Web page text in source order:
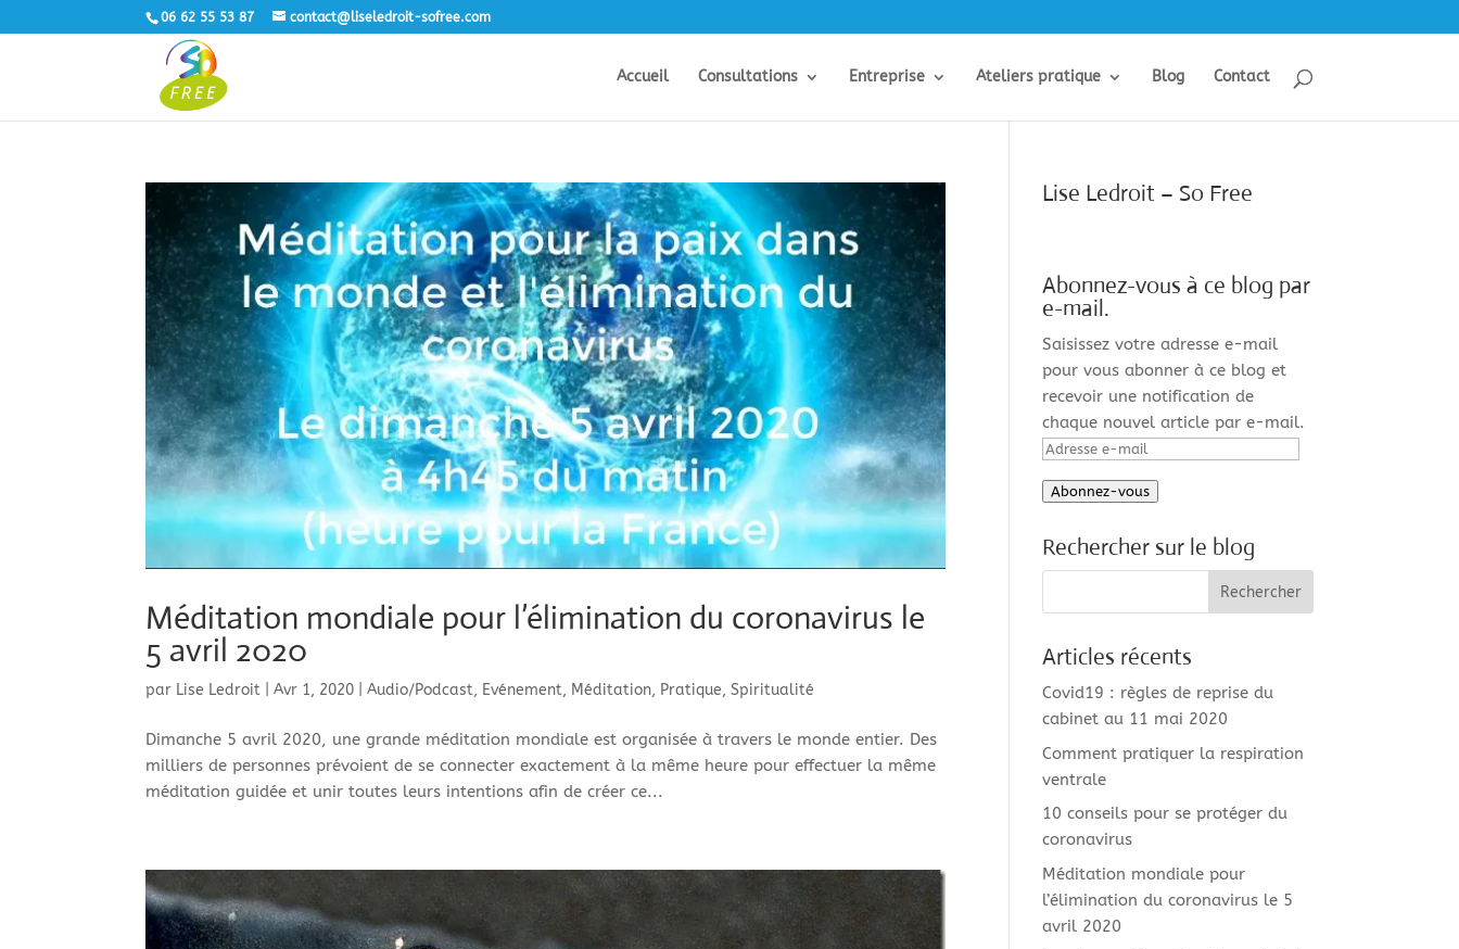
06 62 55 53 87 contact@liseledroit-sofree.com
Accueil Consultations Entreprise Ateliers pratique Blog Contact
Méditation mondiale pour l’élimination du coronavirus le
5 avril 2020
par Lise Ledroit |Avr 1, 2020 |Audio/Podcast, Evénement, Méditation, Pratique,Spiritualité
Dimanche 5 avril 2020, une grande méditation mondiale est organisée à travers le monde entier. Des
milliers de personnes prévoient de se connecter exactement à la même heure pour effectuer la même
méditation guidée et unir toutes leurs intentions afin de créer ce...
Lise Ledroit – So Free
Abonnez-vous à ce blog par
e-mail.
Saisissez votre adresse e-mail
pour vous abonner à ce blog et
recevoir une notification de
chaque nouvel article par e-mail.
Adresse
mail
Abonnez-vous
Rechercher sur le blog
Articles récents
Covid19 : règles de reprise du
cabinet au 11 mai 2020
Comment pratiquer la respiration
ventrale
10 conseils pour se protéger du
coronavirus
Méditation mondiale pour
l’élimination du coronavirus le 5
avril 2020